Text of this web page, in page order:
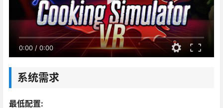
0:00 / 0:00
系统需求
最低配置: